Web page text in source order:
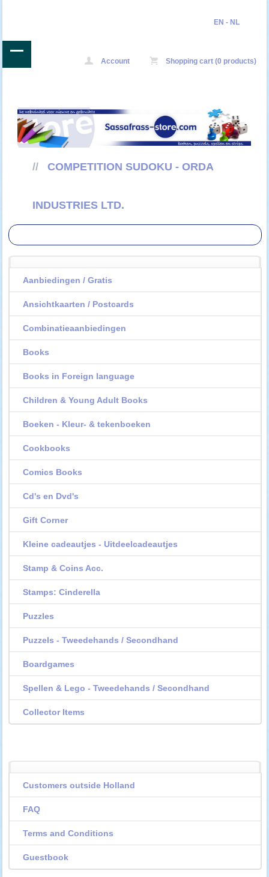
EN - NL
Account Shopping cart (0 products)
// COMPETITION SUDOKU - ORDA
INDUSTRIES LTD.
Aanbiedingen / Gratis
Ansichtkaarten / Postcards
Combinatieaanbiedingen
Books
Books in Foreign language
Children & Young Adult Books
Boeken - Kleur- & tekenboeken
Cookbooks
Comics Books
Cd's en Dvd's
Gift Corner
Kleine cadeautjes - Uitdeelcadeautjes
Stamp & Coins Acc.
Stamps: Cinderella
Puzzles
Puzzels - Tweedehands / Secondhand
Boardgames
Spellen & Lego - Tweedehands / Secondhand
Collector Items
Customers outside Holland
FAQ
Terms and Conditions
Guestbook